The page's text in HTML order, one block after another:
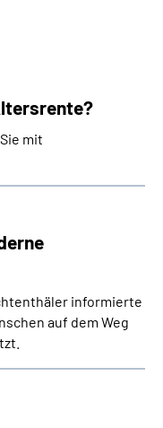
mit
informierte
auf dem Weg